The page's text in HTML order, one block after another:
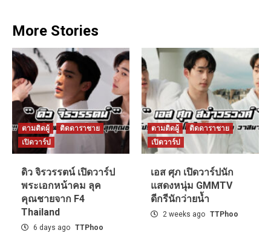
More Stories
ตามติดผู้
ติดดาราชาย
เปิดวาร์ป
ดิว จิรวรรตน์ เปิดวาร์ป
พระเอกหน้าคม ลุค
คุณชายจาก F4
Thailand
6 days ago TTPhoo
ตามติดผู้
ติดดาราชาย
เปิดวาร์ป
เอส ศุภ เปิดวาร์ปนัก
แสดงหนุ่ม GMMTV
ดีกรีนักว่ายน้ำ
2 weeks ago TTPhoo